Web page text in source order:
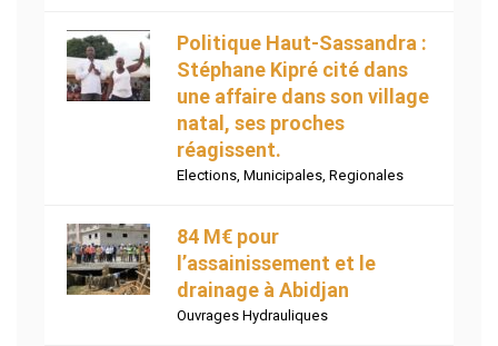
Politique Haut-Sassandra :
Stéphane Kipré cité dans
une affaire dans son village
natal, ses proches
réagissent.
Elections, Municipales, Regionales
84 M€ pour
l’assainissement et le
drainage à Abidjan
Ouvrages Hydrauliques